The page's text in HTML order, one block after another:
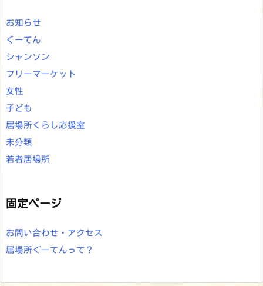
お知らせ
ぐーてん
シャンソン
フリーマーケット
女性
子ども
居場所くらし応援室
未分類
若者居場所
固定ページ
お問い合わせ・アクセス
居場所ぐーてんって？